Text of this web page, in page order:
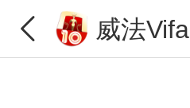
威法Vifa